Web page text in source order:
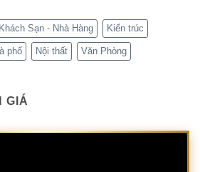
Khách Sạn - Nhà Hàng Kiến trúc
phố Nội thất Văn Phòng
GIÁ